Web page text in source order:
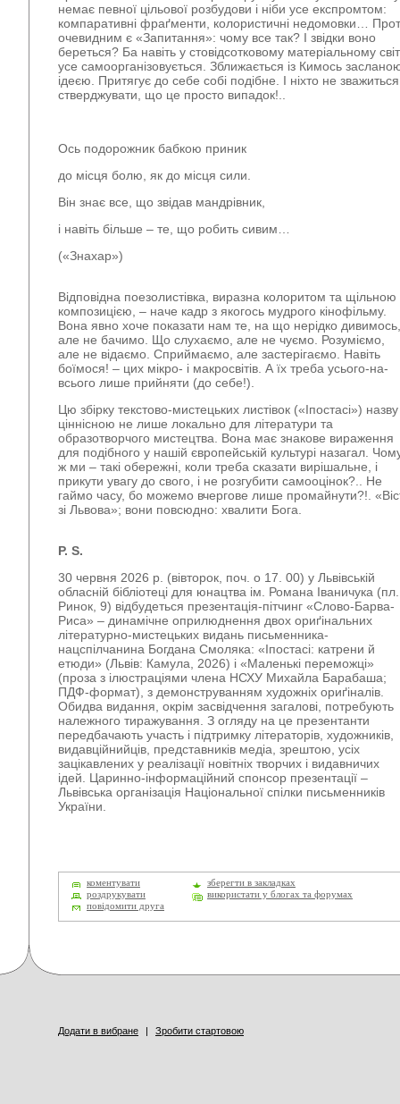
немає певної цільової розбудови і ніби усе експромтом:
компаративні фраґменти, колористичні недомовки…
очевидним є «Запитання»: чому все так? І звідки воно
береться? Ба навіть у стовідсотковому матеріальному
усе самоорганізовується. Зближається із Кимось
ідеєю. Притягує до себе собі подібне. І ніхто не зважиться
стверджувати, що це просто випадок!..
Ось подорожник бабкою приник
до місця болю, як до місця сили.
Він знає все, що звідав мандрівник,
і навіть більше – те, що робить сивим…
(«Знахар»)
Відповідна поезолистівка, виразна колоритом та щільною
композицією, – наче кадр з якогось мудрого кінофільму.
Вона явно хоче показати нам те, на що нерідко дивимось,
але не бачимо . Що слухаємо, але не чуємо . Розуміємо,
але не відаємо . Сприймаємо, але застерігаємо . Навіть
боїмося! – цих мікро- і макросвітів. А їх треба усього-на-
всього лише прийняти (до себе!).
Цю збірку текстово-мистецьких листівок («Іпостасі») назву
ціннісною не лише локально для літератури та
образотворчого мистецтва. Вона має знакове вираження
для подібного у нашій європейській культурі назагал.
ж ми – такі обережні, коли треба сказати вирішальне, і
прикути увагу до свого, і не розгубити самооцінок?.. Не
гаймо часу, бо можемо вчергове лише промайнути?!.
зі Львова»; вони повсюдно: хвалити Бога.
P. S.
30 червня 2026 р. (вівторок, поч. о 17. 00) у Львівській
обласній бібліотеці для юнацтва ім. Романа Іваничука (пл.
Ринок, 9) відбудеться презентація-пітчинг «Слово-Барва-
Риса» – динамічне оприлюднення двох ориґінальних
літературно-мистецьких видань письменника-
нацспілчанина Богдана Смоляка: «Іпостасі: катрени й
етюди» (Львів: Камула, 2026) і «Маленькі переможці»
(проза з ілюстраціями члена НСХУ Михайла Барабаша;
ПДФ-формат), з демонструванням художніх ориґіналів.
Обидва видання, окрім засвідчення загалові, потребують
належного тиражування. З огляду на це презентанти
передбачають участь і підтримку літераторів, художників,
видавційнийців, представників медіа, зрештою, усіх
зацікавлених у реалізації новітніх творчих і видавничих
ідей. Царинно-інформаційний спонсор презентації –
Львівська організація Національної спілки письменників
України.
коментувати
зберегти в закладках
роздрукувати
використати у блогах та форумах
повідомити друга
Додати в вибране | Зробити стартовою